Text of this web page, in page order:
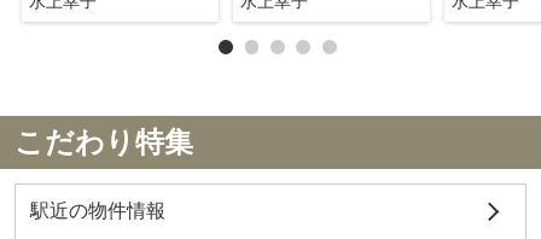
こだわり特集
駅近の物件情報